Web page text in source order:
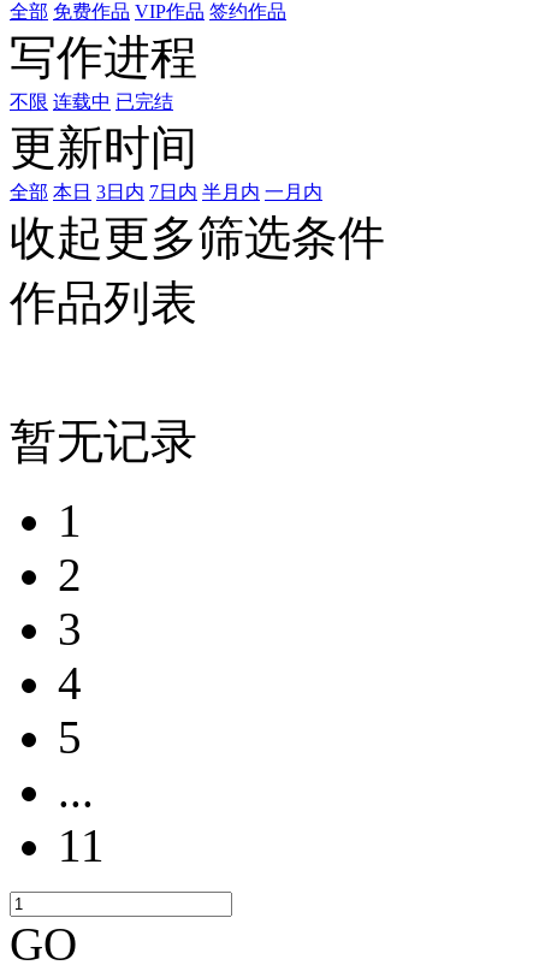
全部 免费作品 VIP作品 签约作品
写作进程
不限 连载中 已完结
更新时间
全部 本日 3日内 7日内 半月内 一月内
收起更多筛选条件
作品列表
暂无记录
1
2
3
4
5
...
11
GO